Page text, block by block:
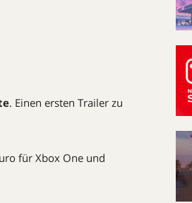
. Einen ersten Trailer zu
für Xbox One und